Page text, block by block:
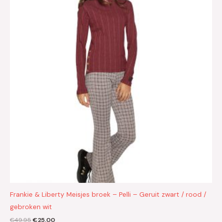
Frankie & Liberty Meisjes broek – Pelli – Geruit zwart / rood /
gebroken wit
€49.95€25.00
€25.00.